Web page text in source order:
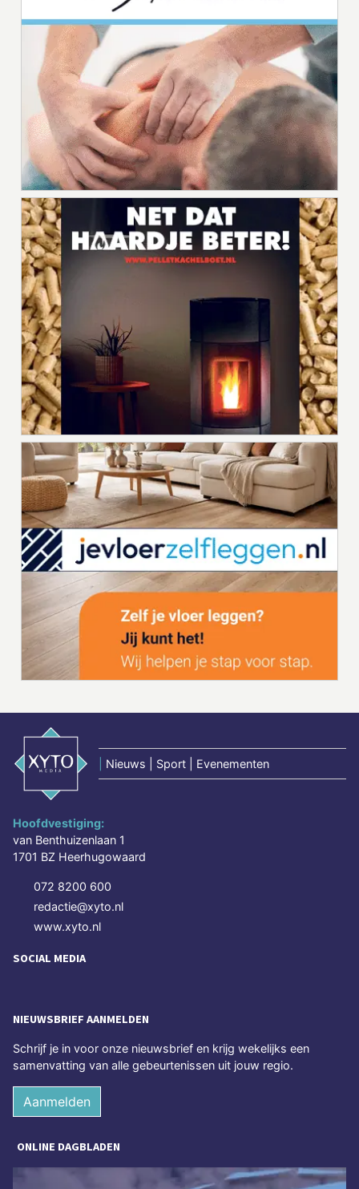
Nieuws | Sport | Evenementen
Hoofdvestiging:
van Benthuizenlaan 1
1701 BZ Heerhugowaard
072 8200 600
redactie@xyto.nl
www.xyto.nl
SOCIAL MEDIA
NIEUWSBRIEF AANMELDEN
Schrijf je in voor onze nieuwsbrief en krijg wekelijks een
samenvatting van alle gebeurtenissen uit jouw regio.
Aanmelden
ONLINE DAGBLADEN